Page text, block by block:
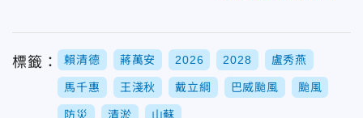
標籤： 賴清德 蔣萬安 2026 2028 盧秀燕
馬千惠 王淺秋 戴立綱 巴威颱風 颱風
防災 清淤 山蘇